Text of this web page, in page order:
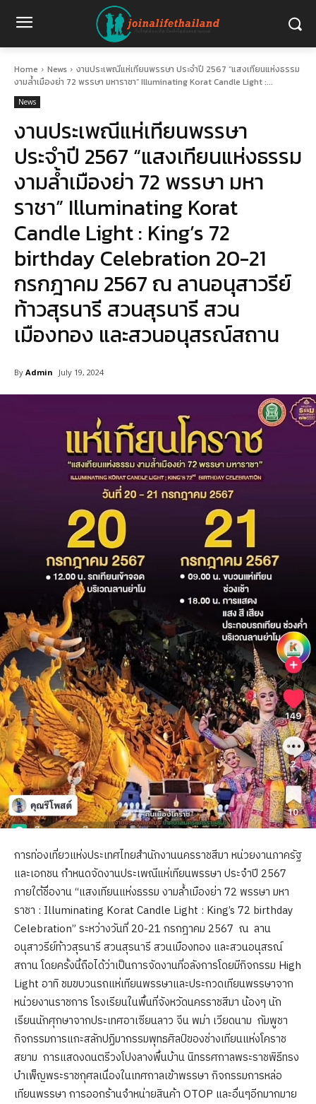
Home News
งานประเพณีแห่เทียนพรรษา ประจำปี 2567 “แสงเทียนแห่งธรรม
งามล้ำเมืองย่า 72 พรรษา มหาราชา” Illuminating Korat Candle Light :...
News
งานประเพณีแห่เทียนพรรษา
ประจำปี 2567 “แสงเทียนแห่งธรรม
งามล้ำเมืองย่า 72 พรรษา มหา
ราชา” Illuminating Korat
Candle Light : King’s 72
birthday Celebration 20-21
กรกฎาคม 2567 ณ ลานอนุสาวรีย์
ท้าวสุรนารี สวนสุรนารี สวน
เมืองทอง และสวนอนุสรณ์สถาน
By Admin July 19, 2024
การท่องเที่ยวแห่งประเทศไทยสำนักงานนครราชสีมา หน่วยงานภาครัฐ
และเอกชน กำหนดจัดงานประเพณีแห่เทียนพรรษา ประจำปี 2567
ภายใต้ชื่องาน “แสงเทียนแห่งธรรม งามล้ำเมืองย่า 72 พรรษา มหา
ราชา : Illuminating Korat Candle Light : King’s 72 birthday
Celebration” ระหว่างวันที่ 20-21 กรกฎาคม 2567 ณ ลาน
อนุสาวรีย์ท้าวสุรนารี สวนสุรนารี สวนเมืองทอง และสวนอนุสรณ์
สถาน โดยครั้งนี้ถือได้ว่าเป็นการจัดงานที่อลังการโดยมีกิจกรรม High
Light อาทิ ชมขบวนรถแห่เทียนพรรษาและประกวดเทียนพรรษาจาก
หน่วยงานราชการ โรงเรียนในพื้นที่จังหวัดนครราชสีมา น้องๆ นัก
เรียนนักศุกษาจากประเทศอาเซียนลาว จีน พม่า เวียดนาม กัมพูชา
กิจกรรมการแกะสลักปฏิมากรรมพุทธศิลป์ของช่างเทียนแห่งโคราช
สยาม การแสดงดนตรีวงโปงลางพื้นบ้าน นิทรรศกาลพระราชพิธีทรง
บำเพ็ญพระราชกุศลเนื่องในเทศกาลเข้าพรรษา กิจกรรมการหล่อ
เทียนพรรษา การออกร้านจำหน่ายสินค้า OTOP และอื่นๆอีกมากมาย